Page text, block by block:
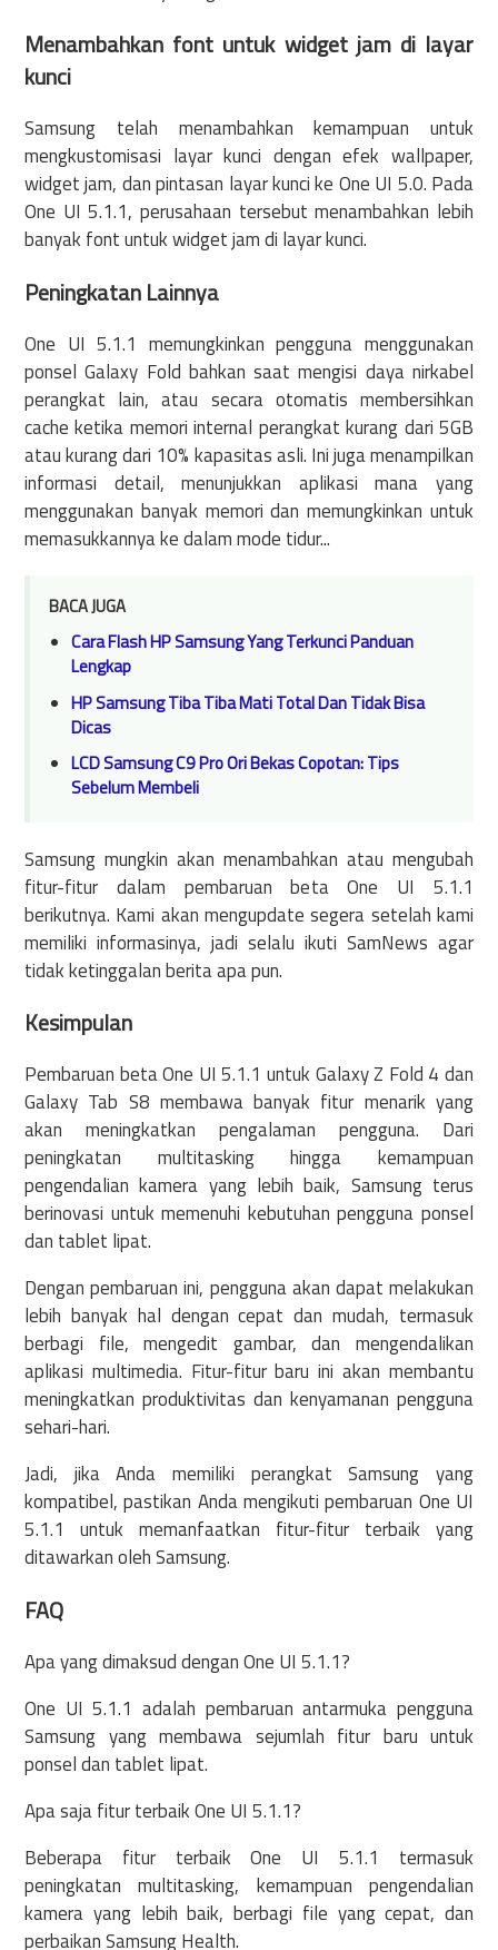
Menambahkan font untuk widget jam di layar
kunci
Samsung telah menambahkan kemampuan untuk
mengkustomisasi layar kunci dengan efek wallpaper,
widget jam, dan pintasan layar kunci ke One UI 5.0. Pada
One UI 5.1.1, perusahaan tersebut menambahkan lebih
banyak font untuk widget jam di layar kunci.
Peningkatan Lainnya
One UI 5.1.1 memungkinkan pengguna menggunakan
ponsel Galaxy Fold bahkan saat mengisi daya nirkabel
perangkat lain, atau secara otomatis membersihkan
cache ketika memori internal perangkat kurang dari 5GB
atau kurang dari 10% kapasitas asli. Ini juga menampilkan
informasi detail, menunjukkan aplikasi mana yang
menggunakan banyak memori dan memungkinkan untuk
memasukkannya ke dalam mode tidur...
BACA JUGA
Cara Flash HP Samsung Yang Terkunci Panduan
Lengkap
HP Samsung Tiba Tiba Mati Total Dan Tidak Bisa
Dicas
LCD Samsung C9 Pro Ori Bekas Copotan: Tips
Sebelum Membeli
Samsung mungkin akan menambahkan atau mengubah
fitur-fitur dalam pembaruan beta One UI 5.1.1
berikutnya. Kami akan mengupdate segera setelah kami
memiliki informasinya, jadi selalu ikuti SamNews agar
tidak ketinggalan berita apa pun.
Kesimpulan
Pembaruan beta One UI 5.1.1 untuk Galaxy Z Fold 4 dan
Galaxy Tab S8 membawa banyak fitur menarik yang
akan meningkatkan pengalaman pengguna. Dari
peningkatan multitasking hingga kemampuan
pengendalian kamera yang lebih baik, Samsung terus
berinovasi untuk memenuhi kebutuhan pengguna ponsel
dan tablet lipat.
Dengan pembaruan ini, pengguna akan dapat melakukan
lebih banyak hal dengan cepat dan mudah, termasuk
berbagi file, mengedit gambar, dan mengendalikan
aplikasi multimedia. Fitur-fitur baru ini akan membantu
meningkatkan produktivitas dan kenyamanan pengguna
sehari-hari.
Jadi, jika Anda memiliki perangkat Samsung yang
kompatibel, pastikan Anda mengikuti pembaruan One UI
5.1.1 untuk memanfaatkan fitur-fitur terbaik yang
ditawarkan oleh Samsung.
FAQ
Apa yang dimaksud dengan One UI 5.1.1?
One UI 5.1.1 adalah pembaruan antarmuka pengguna
Samsung yang membawa sejumlah fitur baru untuk
ponsel dan tablet lipat.
Apa saja fitur terbaik One UI 5.1.1?
Beberapa fitur terbaik One UI 5.1.1 termasuk
peningkatan multitasking, kemampuan pengendalian
kamera yang lebih baik, berbagi file yang cepat, dan
perbaikan Samsung Health.